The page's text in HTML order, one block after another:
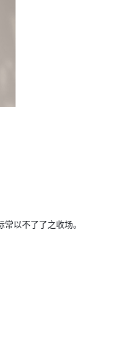
以不了了之收场。